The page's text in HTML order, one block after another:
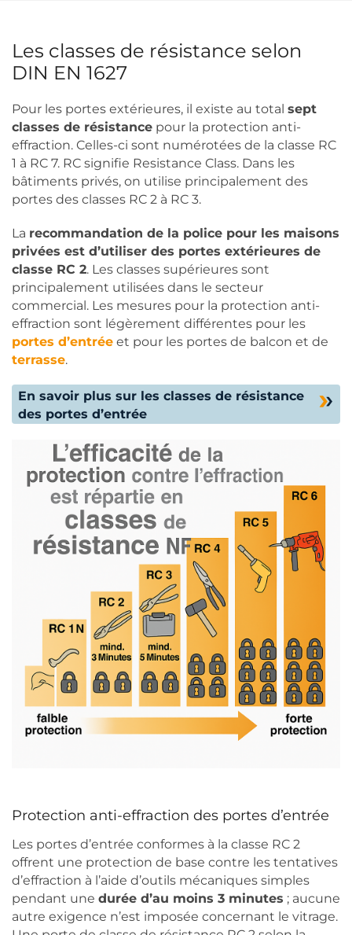
Les classes de résistance selon
DIN EN 1627
Pour les portes extérieures, il existe au total sept
classes de résistance pour la protection anti-
effraction. Celles-ci sont numérotées de la classe RC
1 à RC 7. RC signifie Resistance Class. Dans les
bâtiments privés, on utilise principalement des
portes des classes RC 2 à RC 3.
La recommandation de la police pour les maisons
privées est d’utiliser des portes extérieures de
classe RC 2. Les classes supérieures sont
principalement utilisées dans le secteur
commercial. Les mesures pour la protection anti-
effraction sont légèrement différentes pour les
portes d’entrée et pour les portes de balcon et de
terrasse.
En savoir plus sur les classes de résistance
des portes d’entrée
Protection anti-effraction des portes d’entrée
Les portes d’entrée conformes à la classe RC 2
offrent une protection de base contre les tentatives
d’effraction à l’aide d’outils mécaniques simples
pendant une durée d’au moins 3 minutes ; aucune
autre exigence n’est imposée concernant le vitrage.